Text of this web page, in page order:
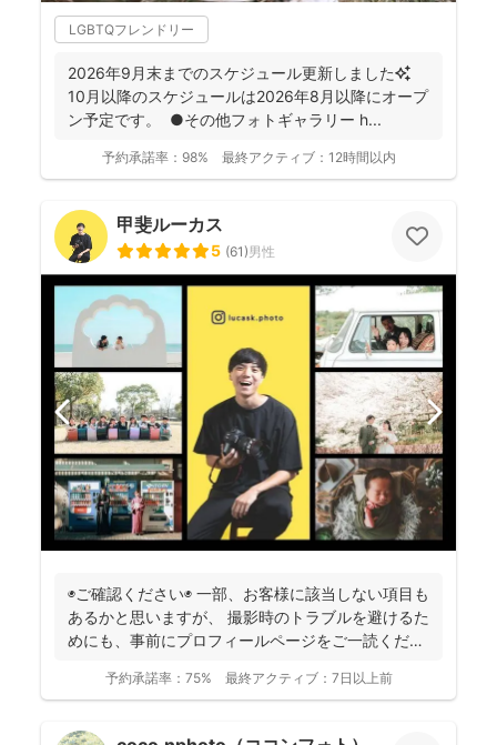
LGBTQフレンドリー
2026年9月末までのスケジュール更新しました✨
10月以降のスケジュールは2026年8月以降にオープ
ン予定です。 ●その他フォトギャラリー h...
予約承諾率： 98% 最終アクティブ： 12時間以内
甲斐ルーカス
5 (61)男性
◉ご確認ください◉ 一部、お客様に該当しない項目も
あるかと思いますが、 撮影時のトラブルを避けるた
めにも、事前にプロフィールページをご一読くださ
予約承諾率： 75% 最終アクティブ： 7日以上前